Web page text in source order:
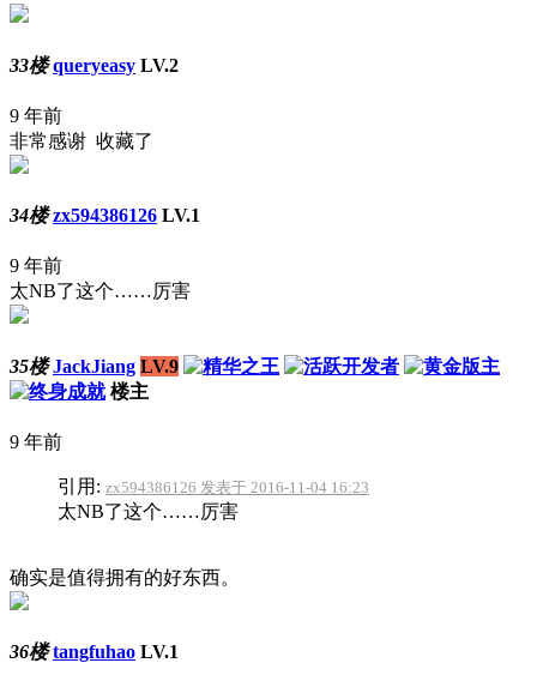
33楼 queryeasy LV.2
9 年前
非常感谢 收藏了
34楼 zx594386126 LV.1
9 年前
太NB了这个……厉害
35楼 JackJiang LV.9
楼主
9 年前
引用: zx594386126 发表于 2016-11-04 16:23
太NB了这个……厉害
确实是值得拥有的好东西。
36楼 tangfuhao LV.1